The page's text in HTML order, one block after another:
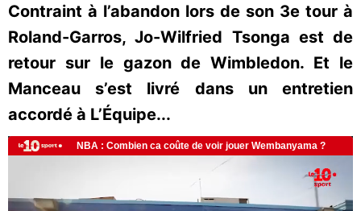
Contraint à l’abandon lors de son 3e tour à
Roland-Garros, Jo-Wilfried Tsonga est de
retour sur le gazon de Wimbledon. Et le
Manceau s’est livré dans un entretien
accordé à L’Équipe...